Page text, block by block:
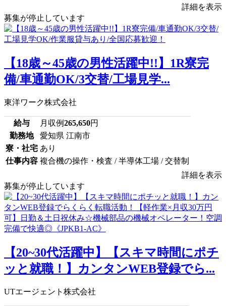
詳細を表示
募集が停止しています
【18歳～45歳の男性活躍中!!】1R寮完
備/車通勤OK/3交替/工場見学...
東洋ワーク株式会社
給与 月収例265,650円
勤務地
愛知県 江南市
寮・社宅 あり
仕事内容 複合機の操作・検査 / 半導体工場 / 交替制
詳細を表示
募集が停止しています
【20~30代活躍中】【スキマ時間にポチ
ッと就職！】カンタンWEB登録でら...
UTエージェント株式会社